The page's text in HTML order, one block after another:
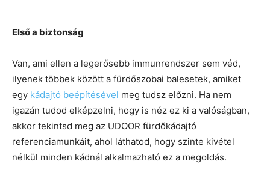
Első a biztonság
Van, ami ellen a legerősebb immunrendszer sem véd,
ilyenek többek között a fürdőszobai balesetek, amiket
egy kádajtó beépítésével meg tudsz előzni. Ha nem
igazán tudod elképzelni, hogy is néz ez ki a valóságban,
akkor tekintsd meg az UDOOR fürdőkádajtó
referenciamunkáit, ahol láthatod, hogy szinte kivétel
nélkül minden kádnál alkalmazható ez a megoldás.